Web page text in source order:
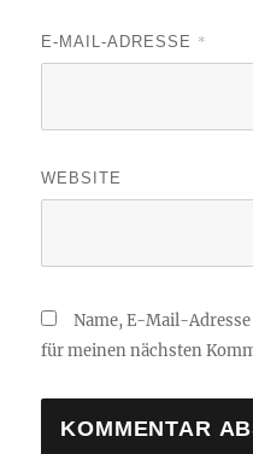
E-MAIL-ADRESSE *
WEBSITE
Name, E-Mail-
für meinen nächsten